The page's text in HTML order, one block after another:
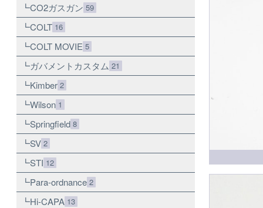
CO2ガスガン 59
COLT 16
COLT MOVIE 5
ガバメントカスタム 21
Kimber 2
Wilson 1
Springfield 8
SV 2
STI 12
Para-ordnance 2
Hi-CAPA 13